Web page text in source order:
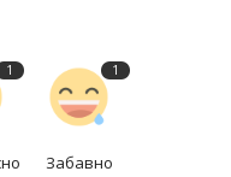
1 1
Забавно